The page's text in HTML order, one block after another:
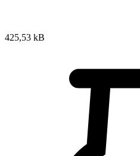
425,53 kB